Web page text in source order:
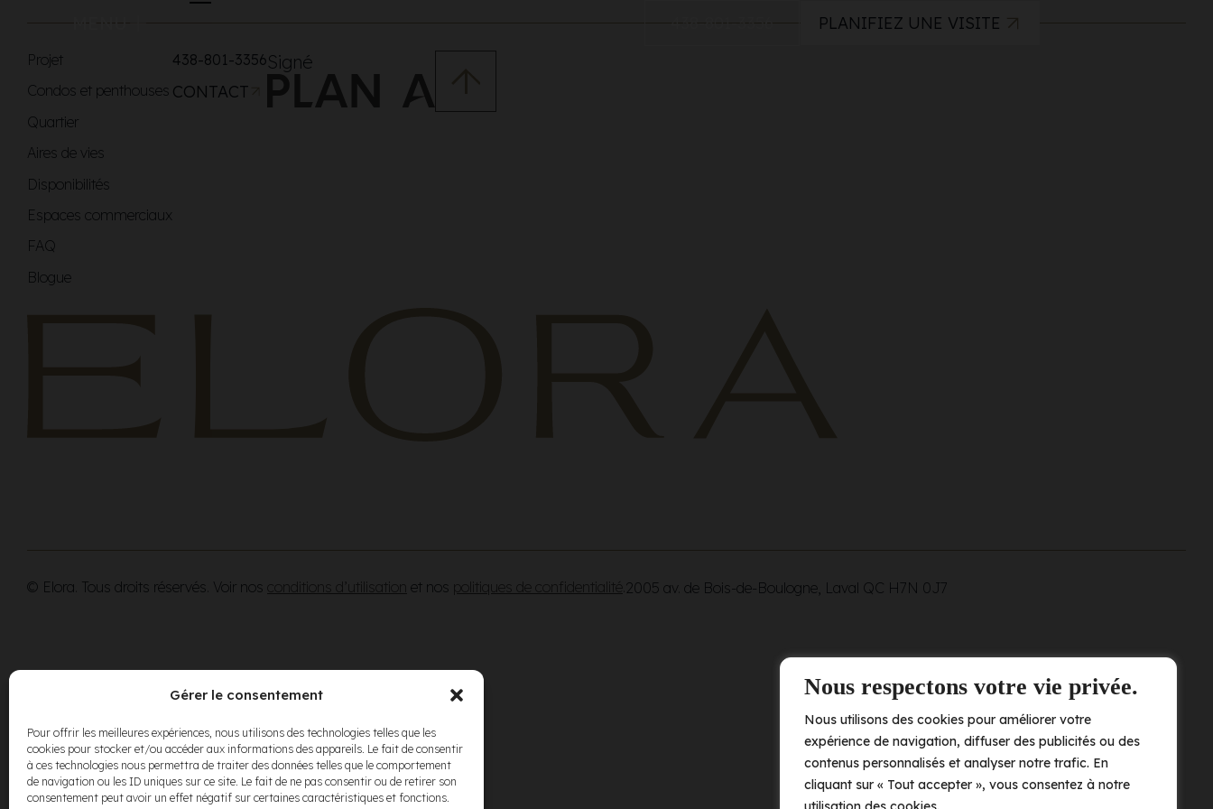
Nous respectons votre vie privée.
Nous utilisons des cookies pour améliorer votre
expérience de navigation, diffuser des publicités ou des
contenus personnalisés et analyser notre trafic. En
cliquant sur « Tout accepter », vous consentez à notre
Gérer le consentement
Pour offrir les meilleures expériences, nous utilisons des technologies telles que les
cookies pour stocker et/ou accéder aux informations des appareils. Le fait de consentir
à ces technologies nous permettra de traiter des données telles que le comportement
de navigation ou les ID uniques sur ce site. Le fait de ne pas consentir ou de retirer son
consentement peut avoir un effet négatif sur certaines caractéristiques et fonctions.
MENU PLANIFIEZ UNE VISITE
Projet
Condos et penthouses
Quartier
Aires de vies
Disponibilités
Espaces commerciaux
FAQ
Blogue
438-801-3356
CONTACT
Signé
© Elora. Tous droits réservés. Voir nos conditions d’utilisation et nos politiques de confidentialité 2005 av. de Bois-de-Boulogne, Laval QC H7N 0J7